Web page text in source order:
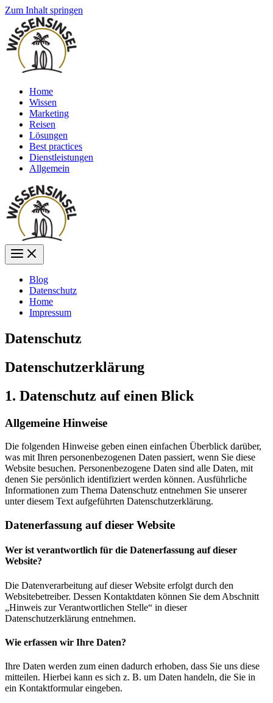
Zum Inhalt springen
Home
Wissen
Marketing
Reisen
Lösungen
Best practices
Dienstleistungen
Allgemein
Blog
Datenschutz
Home
Impressum
Datenschutz
Datenschutz­erklärung
1. Datenschutz auf einen Blick
Allgemeine Hinweise
Die folgenden Hinweise geben einen einfachen Überblick darüber,
was mit Ihren personenbezogenen Daten passiert, wenn Sie diese
Website besuchen. Personenbezogene Daten sind alle Daten, mit
denen Sie persönlich identifiziert werden können. Ausführliche
Informationen zum Thema Datenschutz entnehmen Sie unserer
unter diesem Text aufgeführten Datenschutzerklärung.
Datenerfassung auf dieser Website
Wer ist verantwortlich für die Datenerfassung auf dieser
Website?
Die Datenverarbeitung auf dieser Website erfolgt durch den
Websitebetreiber. Dessen Kontaktdaten können Sie dem Abschnitt
„Hinweis zur Verantwortlichen Stelle“ in dieser
Datenschutzerklärung entnehmen.
Wie erfassen wir Ihre Daten?
Ihre Daten werden zum einen dadurch erhoben, dass Sie uns diese
mitteilen. Hierbei kann es sich z. B. um Daten handeln, die Sie in
ein Kontaktformular eingeben.